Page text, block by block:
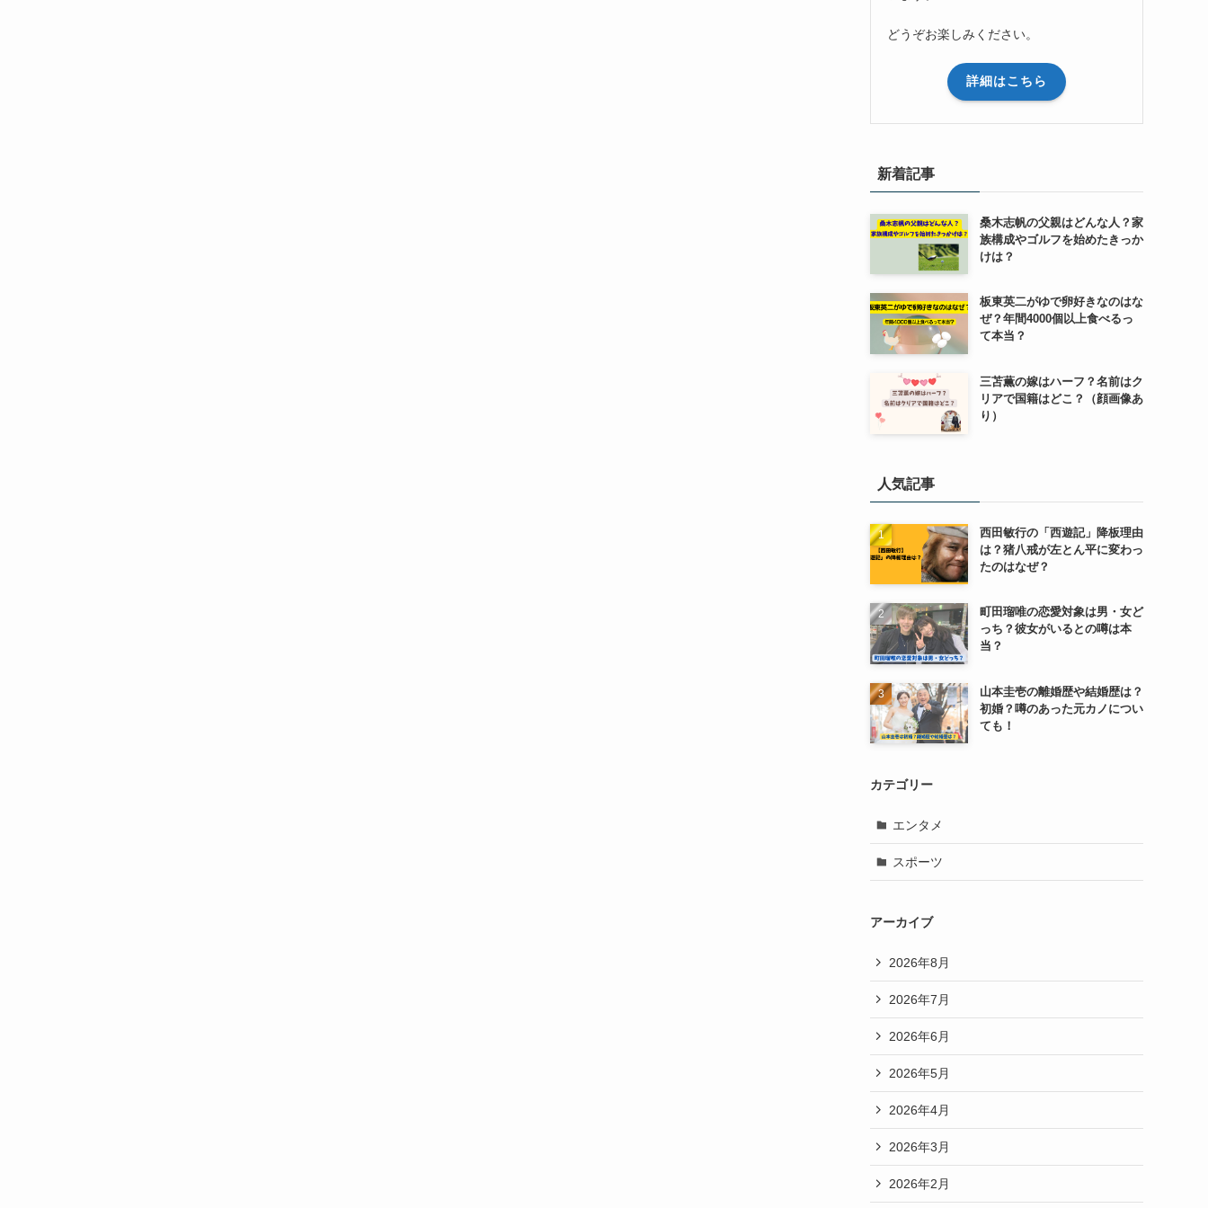
どうぞお楽しみください。
詳細はこちら
新着記事
桑木志帆の父親はどんな人？家
族構成やゴルフを始めたきっか
けは？
板東英二がゆで卵好きなのはな
ぜ？年間4000個以上食べるっ
て本当？
三苫薫の嫁はハーフ？名前はク
リアで国籍はどこ？（顔画像あ
り）
人気記事
西田敏行の「西遊記」降板理由
は？猪八戒が左とん平に変わっ
たのはなぜ？
町田瑠唯の恋愛対象は男・女ど
っち？彼女がいるとの噂は本
当？
山本圭壱の離婚歴や結婚歴は？
初婚？噂のあった元カノについ
ても！
カテゴリー
エンタメ
スポーツ
アーカイブ
2026年8月
2026年7月
2026年6月
2026年5月
2026年4月
2026年3月
2026年2月